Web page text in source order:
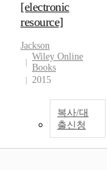
[electronic
resource]
Jackson
Wiley Online
Books
2015
복사/대
출신청